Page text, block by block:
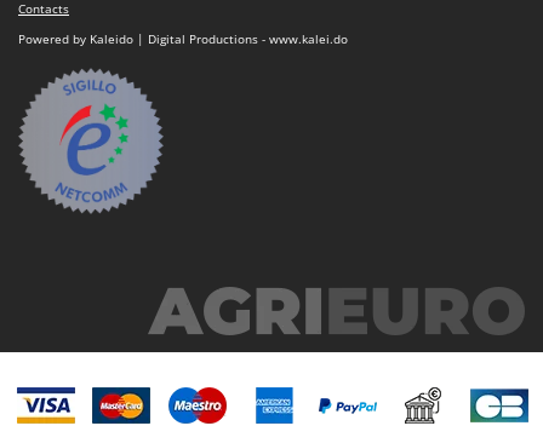
Novatec
NuAir
NuovaFac
O
Officine Savioli
Omas
Ompagrill
Ooni
Contacts
Powered by Kaleido | Digital Productions - www.kalei.do